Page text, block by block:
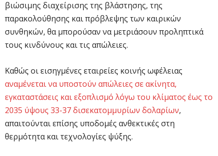
βιώσιμης διαχείρισης της βλάστησης, της
παρακολούθησης και πρόβλεψης των καιρικών
συνθηκών, θα μπορούσαν να μετριάσουν προληπτικά
τους κινδύνους και τις απώλειες.
Καθώς οι εισηγμένες εταιρείες κοινής ωφέλειας
αναμένεται να υποστούν απώλειες σε ακίνητα,
εγκαταστάσεις και εξοπλισμό λόγω του κλίματος έως το
2035 ύψους 33-37 δισεκατομμυρίων δολαρίων,
απαιτούνται επίσης υποδομές ανθεκτικές στη
θερμότητα και τεχνολογίες ψύξης.